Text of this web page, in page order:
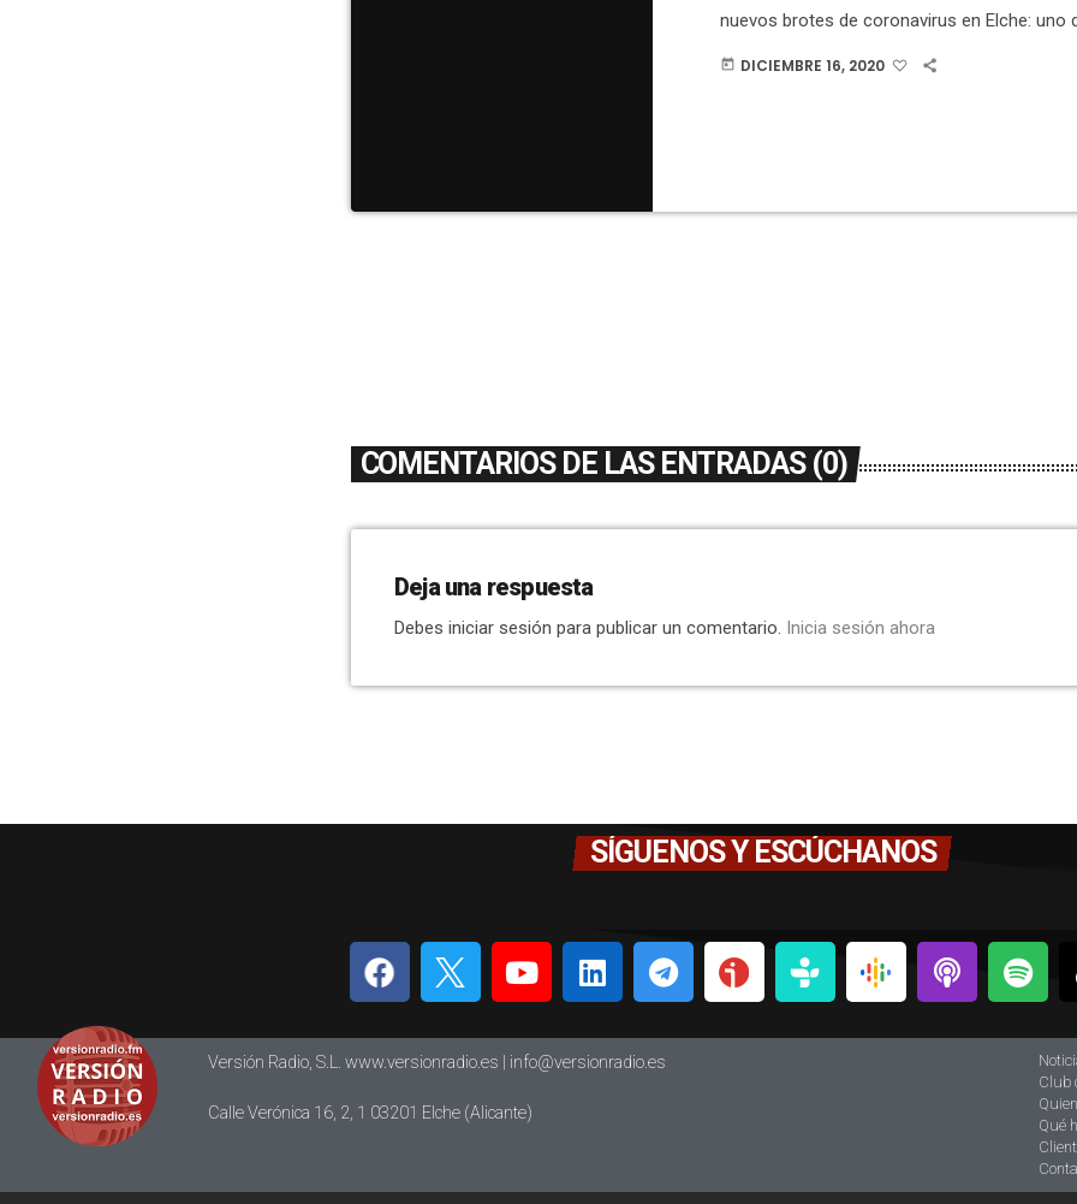
nuevos brotes de coronavirus en Elche: uno
origen laboral y otro de 5 casos de origen
today DICIEMBRE 16, 2020
COMENTARIOS DE LAS ENTRADAS (0)
Deja una respuesta
Debes iniciar sesión para publicar un comentario. Inicia sesión ahora
SÍGUENOS Y ESCÚCHANOS
Versión Radio, S.L. www.versionradio.es | info@versionradio.es
Calle Verónica 16, 2, 1 03201 Elche (Alicante)
Club
Qué